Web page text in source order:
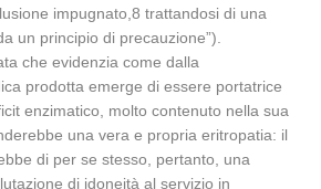
impugnato,8 trattandosi di una
un principio di precauzione”).
che evidenzia come dalla
prodotta emerge di essere portatrice
enzimatico, molto contenuto nella sua
una vera e propria eritropatia: il
di per se stesso, pertanto, una
di idoneità al servizio in